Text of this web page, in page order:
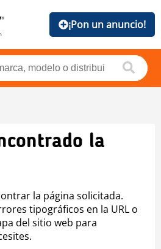
¡Pon un anuncio!
la
la página solicitada.
tipográficos en la URL o
del sitio web para